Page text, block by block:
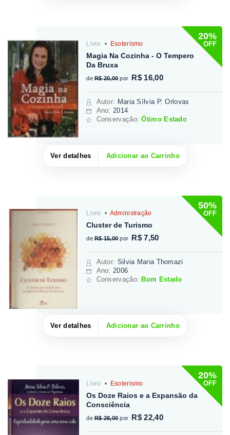
20%
OFF
Livro Esoterismo
Magia Na Cozinha - O Tempero
Da Bruxa
de R$ 20,00 por R$ 16,00
Autor: Maria Sílvia P. Orlovas
Ano: 2014
Conservação:Ótimo Estado
Ver detalhes Adicionar ao Carrinho
50%
OFF
Livro Administração
Cluster de Turismo
de R$ 15,00 por R$ 7,50
Autor: Silvia Maria Thomazi
Ano: 2006
Conservação: Bom Estado
Ver detalhes Adicionar ao Carrinho
20%
OFF
Livro Esoterismo
Os Doze Raios e a Expansão da
Consciência
de R$ 28,00 por R$ 22,40